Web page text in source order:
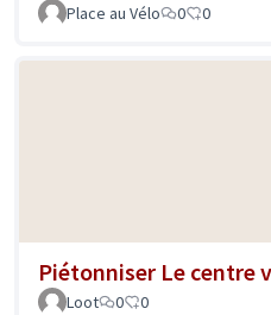
Place au Vélo 0 0
Piétonniser Le centre
Loot
0 0